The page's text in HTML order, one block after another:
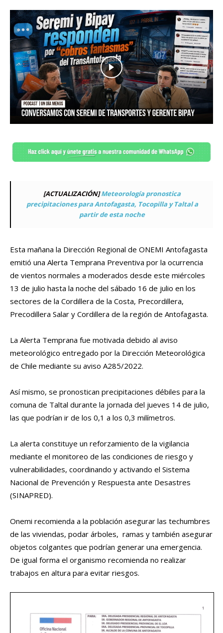
[ACTUALIZACIÓN]Meteorología pronostica
precipitaciones para Antofagasta, Tocopilla y Taltal a
partir de esta noche
Esta mañana la Dirección Regional de ONEMI Antofagasta
emitió una Alerta Temprana Preventiva por la ocurrencia
de vientos normales a moderados desde este miércoles
13 de julio hasta la noche del sábado 16 de julio en los
sectores de la Cordillera de la Costa, Precordillera,
Precodillera Salar y Cordillera de la región de Antofagasta.
La Alerta Temprana fue motivada debido al aviso
meteorológico entregado por la Dirección Meteorológica
de Chile mediante su aviso A285/2022.
Así mismo, se pronostican precipitaciones débiles para la
comuna de Taltal durante la jornada del jueves 14 de julio,
las que podrían ir de los 0,1 a los 0,3 milímetros.
La alerta constituye un reforzamiento de la vigilancia
mediante el monitoreo de las condiciones de riesgo y
vulnerabilidades, coordinando y activando el Sistema
Nacional de Prevención y Respuesta ante Desastres
(SINAPRED).
Onemi recomienda a la población asegurar las techumbres
de las viviendas, podar árboles, ramas y también asegurar
objetos colgantes que podrían generar una emergencia.
De igual forma el organismo recomienda no realizar
trabajos en altura para evitar riesgos.